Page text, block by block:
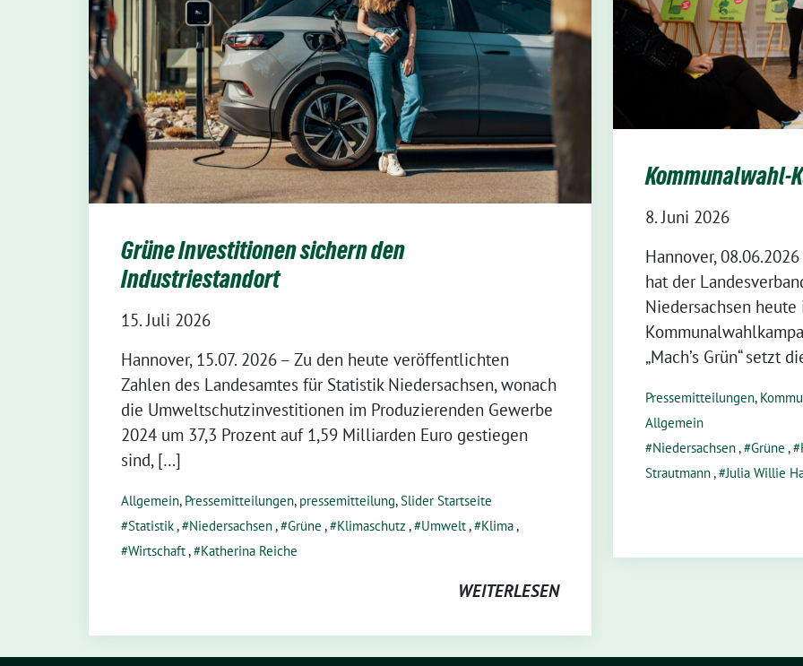
Grüne Investitionen sichern den
Industriestandort
15. Juli 2026
Hannover, 15.07. 2026 – Zu den heute veröffentlichten
Zahlen des Landesamtes für Statistik Niedersachsen, wonach
die Umweltschutzinvestitionen im Produzierenden Gewerbe
2024 um 37,3 Prozent auf 1,59 Milliarden Euro gestiegen
sind, […]
Allgemein, Pressemitteilungen, pressemitteilung,Slider Startseite
Statistik, Niedersachsen, Grüne , Klimaschutz , Umwelt, Klima,
Wirtschaft, Katherina Reiche
WEITERLESEN
Kommunalwahl-
8. Juni 2026
Hannover,
hat der
Niedersachsen
„Mach’s Grün“ setzt
Pressemitteilungen,
Allgemein
Niedersachsen, Grüne ,
Strautmann, Julia Willie